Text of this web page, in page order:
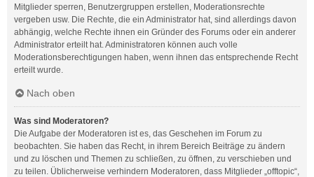
Mitglieder sperren, Benutzergruppen erstellen, Moderationsrechte
vergeben usw. Die Rechte, die ein Administrator hat, sind allerdings davon
abhängig, welche Rechte ihnen ein Gründer des Forums oder ein anderer
Administrator erteilt hat. Administratoren können auch volle
Moderationsberechtigungen haben, wenn ihnen das entsprechende Recht
erteilt wurde.
Nach oben
Was sind Moderatoren?
Die Aufgabe der Moderatoren ist es, das Geschehen im Forum zu
beobachten. Sie haben das Recht, in ihrem Bereich Beiträge zu ändern
und zu löschen und Themen zu schließen, zu öffnen, zu verschieben und
zu teilen. Üblicherweise verhindern Moderatoren, dass Mitglieder „offtopic“,